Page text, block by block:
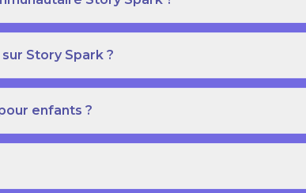
Story Spark ?
enfants ?